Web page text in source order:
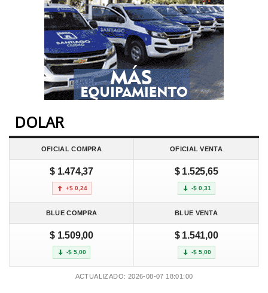
DOLAR
OFICIAL COMPRA OFICIAL VENTA
$ 1.474,37
+$ 0,24
$ 1.525,65
-$ 0,31
BLUE COMPRA BLUE VENTA
$ 1.509,00
-$ 5,00
$ 1.541,00
-$ 5,00
ACTUALIZADO: 2026-08-07 18:01:00